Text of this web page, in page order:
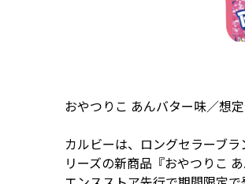
おやつりこ あんバター味／想
カルビーは、ロングセラーブ
リーズの新商品『おやつりこ